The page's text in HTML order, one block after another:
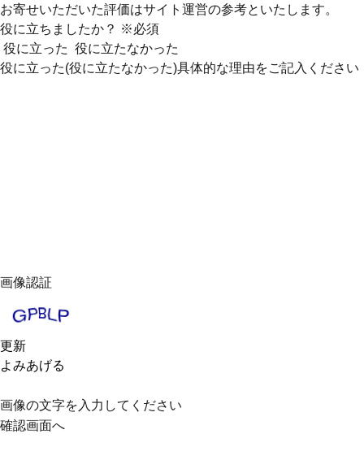
お寄せいただいた評価はサイト運営の参考といたします。
役に立ちましたか？ ※必須
役に立った 役に立たなかった
役に立った(役に立たなかった)具体的な理由をご記入ください
画像認証
更新
よみあげる
画像の文字を入力してください